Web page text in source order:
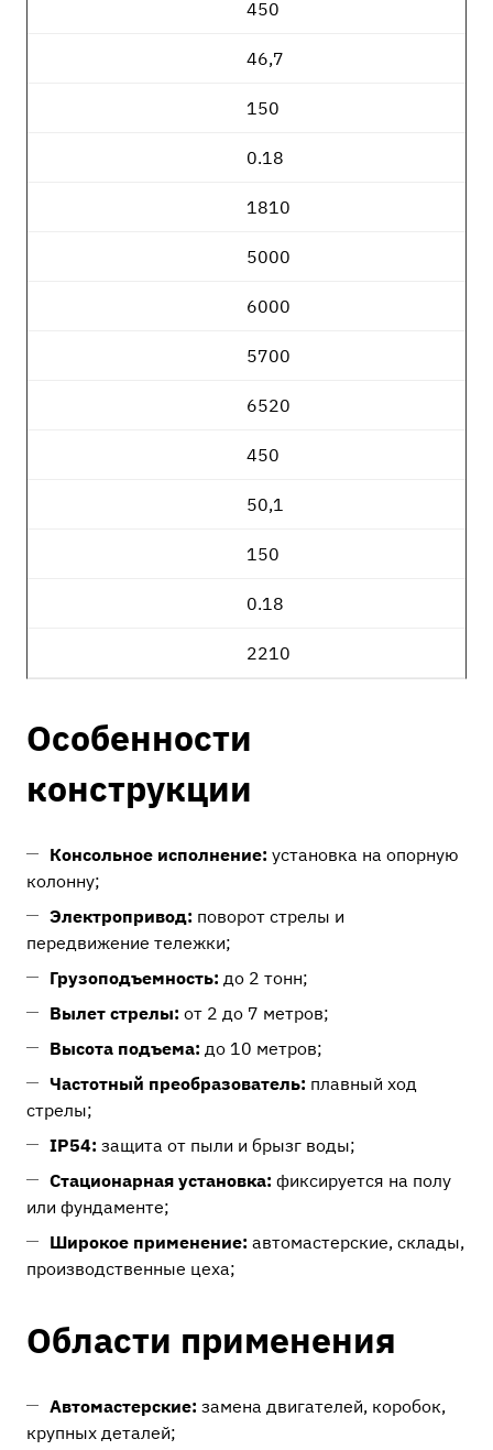
450
46,7
150
0.18
1810
5000
6000
5700
6520
450
50,1
150
0.18
2210
Особенности
конструкции
Консольное исполнение: установка на опорную
колонну;
Электропривод: поворот стрелы и
передвижение тележки;
Грузоподъемность: до 2 тонн;
Вылет стрелы: от 2 до 7 метров;
Высота подъема: до 10 метров;
Частотный преобразователь: плавный ход
стрелы;
IP54: защита от пыли и брызг воды;
Стационарная установка: фиксируется на полу
или фундаменте;
Широкое применение: автомастерские, склады,
производственные цеха;
Области применения
Автомастерские: замена двигателей, коробок,
крупных деталей;